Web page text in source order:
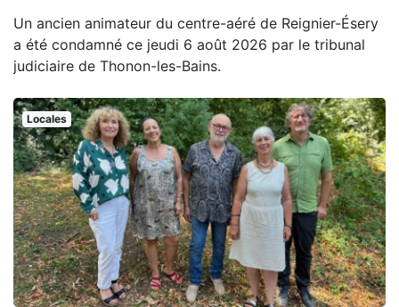
Un ancien animateur du centre-aéré de Reignier-Ésery
a été condamné ce jeudi 6 août 2026 par le tribunal
judiciaire de Thonon-les-Bains.
Locales